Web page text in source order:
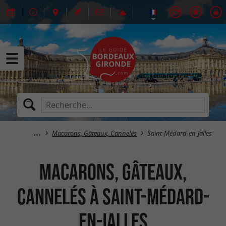
Macarons, Gâteaux, Cannelés Saint-Médard-en-Jalles
Macarons, Gâteaux,
Cannelés à Saint-Médard-
en-Jalles